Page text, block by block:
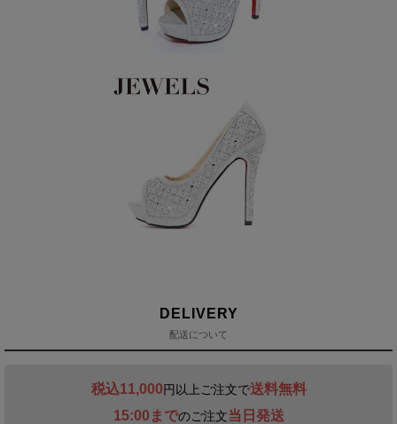
DELIVERY
配送について
税込11,000円以上ご注文で送料無料
15:00までのご注文当日発送